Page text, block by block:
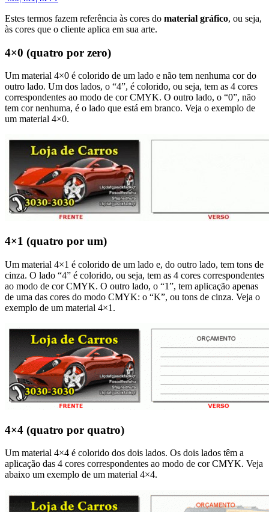
Estes termos fazem referência às cores do material gráfico, ou seja,
às cores que o cliente aplica em sua arte.
4×0 (quatro por zero)
Um material 4×0 é colorido de um lado e não tem nenhuma cor do
outro lado. Um dos lados, o “4”, é colorido, ou seja, tem as 4 cores
correspondentes ao modo de cor CMYK. O outro lado, o “0”, não
tem cor nenhuma, é o lado que está em branco. Veja o exemplo de
um material 4×0.
4×1 (quatro por um)
Um material 4×1 é colorido de um lado e, do outro lado, tem tons de
cinza. O lado “4” é colorido, ou seja, tem as 4 cores correspondentes
ao modo de cor CMYK. O outro lado, o “1”, tem aplicação apenas
de uma das cores do modo CMYK: o “K”, ou tons de cinza. Veja o
exemplo de um material 4×1.
4×4 (quatro por quatro)
Um material 4×4 é colorido dos dois lados. Os dois lados têm a
aplicação das 4 cores correspondentes ao modo de cor CMYK. Veja
abaixo um exemplo de um material 4×4.